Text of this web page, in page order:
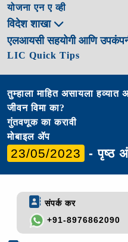
योजना एन ए व्ही
विदेश शाखा
एलआयसी सहयोगी आणि
LIC Quick Tips
तुम्हाला माहित असायला हव्यात
जीवन विमा का?
गुंतवणूक का करावी
मोबाइल ॲप
23/05/2023 - पृष्ठ
संपर्क कर
+91-8976862090